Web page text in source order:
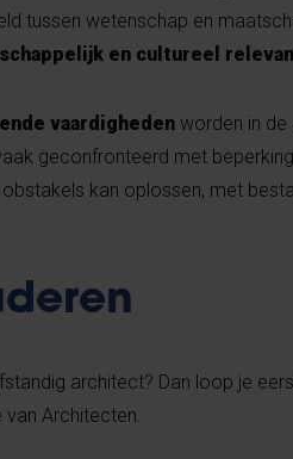
tussen wetenschap en
en cultureel
vaardigheden worden in de
geconfronteerd met
kan oplossen, met
architect? Dan loop je
van Architecten.